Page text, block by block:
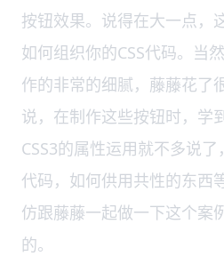
按钮效果。说得在大一点，
如何组织你的CSS代码。当
作的非常的细腻，藤藤花了
说，在制作这些按钮时，学
CSS3的属性运用就不多说
代码，如何供用共性的东西
仿跟藤藤一起做一下这个案
的。